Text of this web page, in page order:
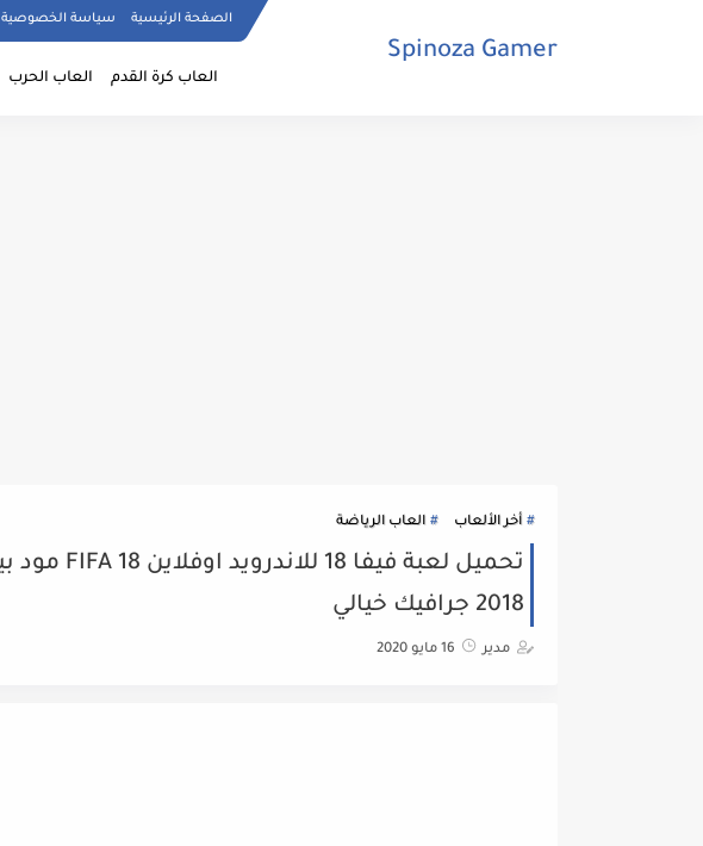
الصفحة الرئيسية سياسة الخصوصية
Spinoza Gamer
العاب كرة القدم العاب الحرب
أخر الألعاب العاب الرياضة
2018 جرافيك خيالي
مدير 16 مايو 2020